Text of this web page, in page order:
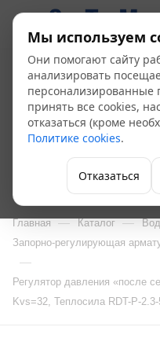
Регулятор
«после
Ру16, 1,4-
Kvs=32,
RDT-P-2.3-
Главная — Каталог —
Запорно-регулирующая
—
Регулятор давления «после
Kvs=32, Теплосила RDT-P-
Мы используем
Они помогают сайту
анализировать
принять все cookies,
отказаться (кроме
Политике cookies.
Отказаться